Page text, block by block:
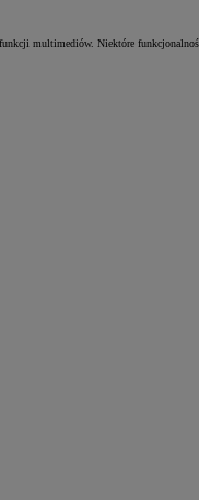
multimediów. Niektóre